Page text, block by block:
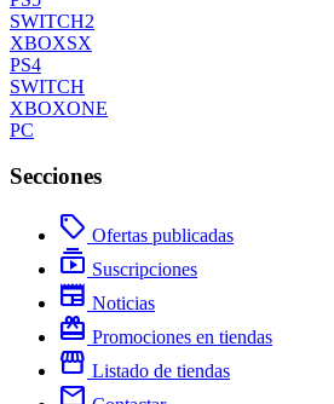
SWITCH2
XBOXSX
PS4
SWITCH
XBOXONE
PC
Secciones
local_offer Ofertas publicadas
subscriptions Suscripciones
newspaper Noticias
redeem Promociones en tiendas
storefront Listado de tiendas
mail